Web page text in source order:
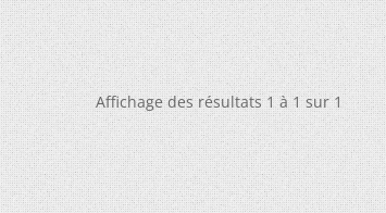
Affichage des résultats 1 à 1 sur 1